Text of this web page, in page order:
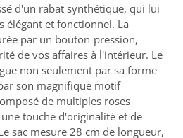
d'un rabat synthétique, qui lui
élégant et fonctionnel. La
par un bouton-pression,
de vos affaires à l'intérieur. Le
non seulement par sa forme
son magnifique motif
de multiples roses
touche d'originalité et de
sac mesure 28 cm de longueur,